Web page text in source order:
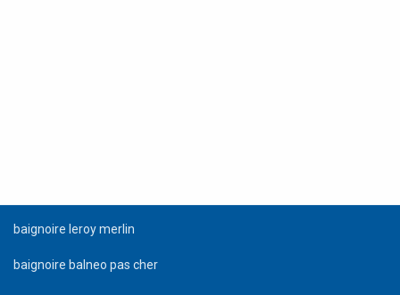
baignoire leroy merlin
baignoire balneo pas cher